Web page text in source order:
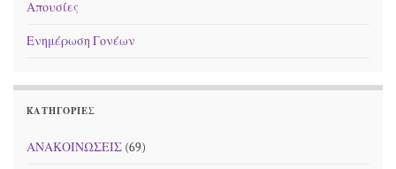
Απουσίες
Ενημέρωση Γονέων
KΑΤΗΓΟΡΊΕΣ
ΑΝΑΚΟΙΝΩΣΕΙΣ (69)